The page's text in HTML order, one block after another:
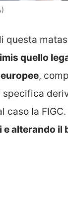
questa
quello
,
caso la
alterando il